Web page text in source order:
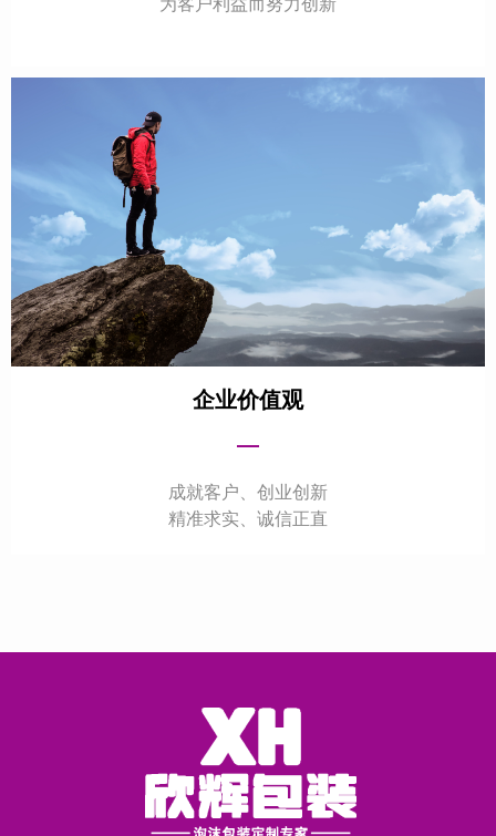
为客户利益而努力创新
企业价值观
—
成就客户、创业创新
精准求实、诚信正直